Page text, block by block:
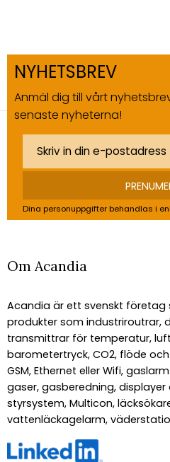
NYHETSBREV
Anmäl dig till vårt
senaste nyheterna!
Dina personuppgifter behandlas i
Om Acandia
Acandia är ett svenskt företag
produkter som industriroutrar,
transmittrar för temperatur,
barometertryck, CO2, flöde
GSM, Ethernet eller Wifi,
gaser, gasberedning,
styrsystem, Multicon,
vattenläckagelarm,